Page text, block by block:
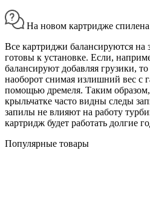
На новом картридже спилена
Все картриджи балансируются на
готовы к установке. Если,
балансируют добавляя грузики,
наоборот снимая излишний вес с
помощью дремеля. Таким
крыльчатке часто видны следы
запилы не влияют на работу
картридж будет работать долгие
Популярные товары